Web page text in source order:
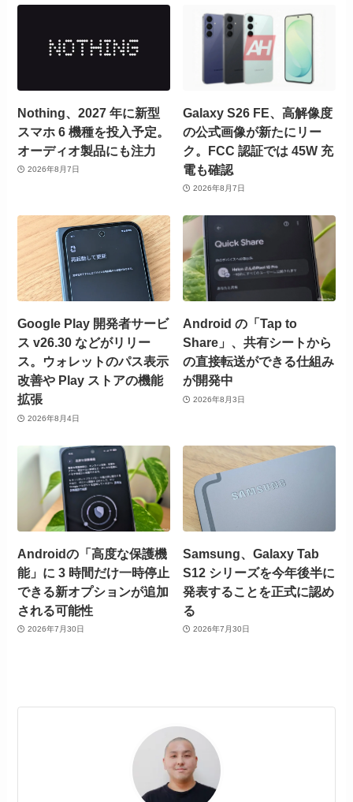
Nothing、2027 年に新型
スマホ 6 機種を投入予定。
オーディオ製品にも注力
2026年8月7日
Galaxy S26 FE、高解像度
の公式画像が新たにリー
ク。FCC 認証では 45W 充
電も確認
2026年8月7日
Google Play 開発者サービ
ス v26.30 などがリリー
ス。ウォレットのパス表示
改善や Play ストアの機能
拡張
2026年8月4日
Android の「Tap to
Share」、共有シートから
の直接転送ができる仕組み
が開発中
2026年8月3日
Androidの「高度な保護機
能」に 3 時間だけ一時停止
できる新オプションが追加
される可能性
2026年7月30日
Samsung、Galaxy Tab
S12 シリーズを今年後半に
発表することを正式に認め
る
2026年7月30日